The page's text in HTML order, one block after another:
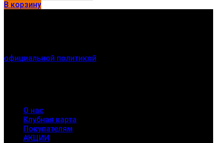
В корзину
официальной политикой
О нас
Клубная карта
Покупателям
АКЦИИ